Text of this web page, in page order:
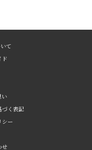
て
ド
い
づく表記
シー
せ